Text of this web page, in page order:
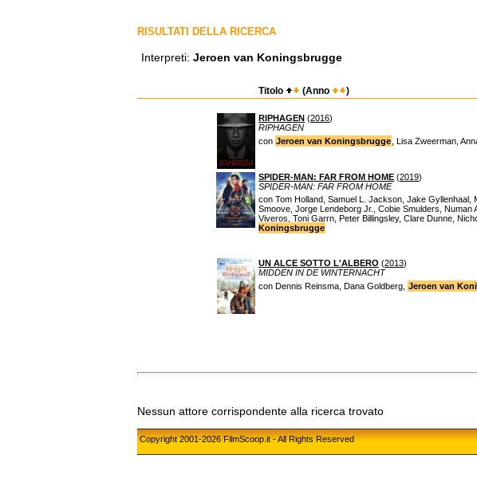
RISULTATI DELLA RICERCA
Interpreti: Jeroen van Koningsbrugge
Titolo (Anno )
RIPHAGEN (2016)
RIPHAGEN
con Jeroen van Koningsbrugge , Lisa Zweerman,
SPIDER-MAN: FAR FROM HOME (2019)
SPIDER-MAN: FAR FROM HOME
con Tom Holland, Samuel L. Jackson, Jake Gyllenhaal,
Smoove, Jorge Lendeborg Jr., Cobie Smulders,
Viveros, Toni Garrn, Peter Billingsley, Clare Dunne,
Koningsbrugge
UN ALCE SOTTO L'ALBERO (2013)
MIDDEN IN DE WINTERNACHT
con Dennis Reinsma, Dana Goldberg, Jeroen van
Nessun attore corrispondente alla ricerca trovato
Copyright 2001-2026 FilmScoop.it - All Rights Reserved